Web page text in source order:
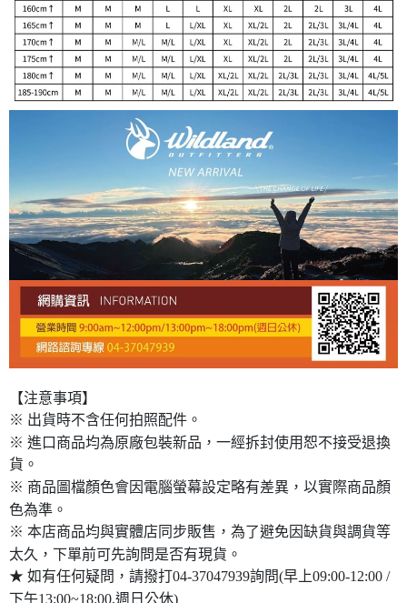
【注意事項】
※ 出貨時不含任何拍照配件。
※ 進口商品均為原廠包裝新品，一經拆封使用恕不接受退換
貨。
※ 商品圖檔顏色會因電腦螢幕設定略有差異，以實際商品顏
色為準。
※ 本店商品均與實體店同步販售，為了避免因缺貨與調貨等
太久，下單前可先詢問是否有現貨。
★ 如有任何疑問，請撥打04-37047939詢問(早上09:00-12:00 /
下午13:00~18:00,週日公休)